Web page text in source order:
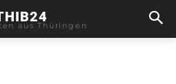
aus Thüringen